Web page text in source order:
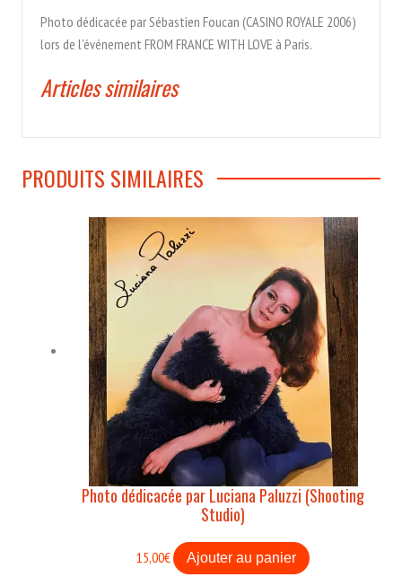
(Jump)
Photo dédicacée par Sébastien Foucan (CASINO ROYALE 2006)
lors de l’événement FROM FRANCE WITH LOVE à Paris.
Articles similaires
PRODUITS SIMILAIRES
Photo dédicacée par Luciana Paluzzi (Shooting
Studio)
15,00€ Ajouter au panier